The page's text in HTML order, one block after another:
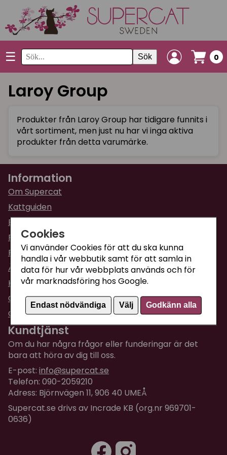
Cookies
Vi använder Cookies för att du ska kunna
handla i vår webbutik samt för att samla in
data för hur vår webbplats används och för
vår marknadsföring hos Google.
Endast nödvändiga Välj Godkänn alla
☰ Sök 0
Laroy Group
Produkter från Laroy Group har tidigare funnits i
vårt sortiment, men just nu har vi inga aktiva
produkter från detta varumärke.
Information
Om Supercat
Kattguiden
Butiken i Umeå
Fraktpriser & leveranser
Returinformation
Ångra din order
Köpvillkor
Om företaget / Kontakta oss
Om Cookies
Kundtjänst
Om du har några frågor eller funderingar är det
bara att höra av dig till oss.
E-post: info@supercat.se
Telefon: 090-2059210
Adress: Björnvägen 11, 906 40 UMEÅ
Supercat.se drivs av Incrade KB (org.nr 969701-
0636)